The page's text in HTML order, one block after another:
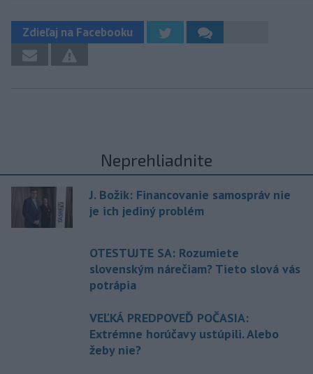
Zdieľaj na Facebooku
Neprehliadnite
J. Božik: Financovanie samospráv nie
je ich jediný problém
OTESTUJTE SA: Rozumiete
slovenským nárečiam? Tieto slová vás
potrápia
VEĽKÁ PREDPOVEĎ POČASIA:
Extrémne horúčavy ustúpili. Alebo
žeby nie?